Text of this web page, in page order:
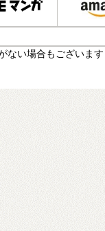
ない場合もございます